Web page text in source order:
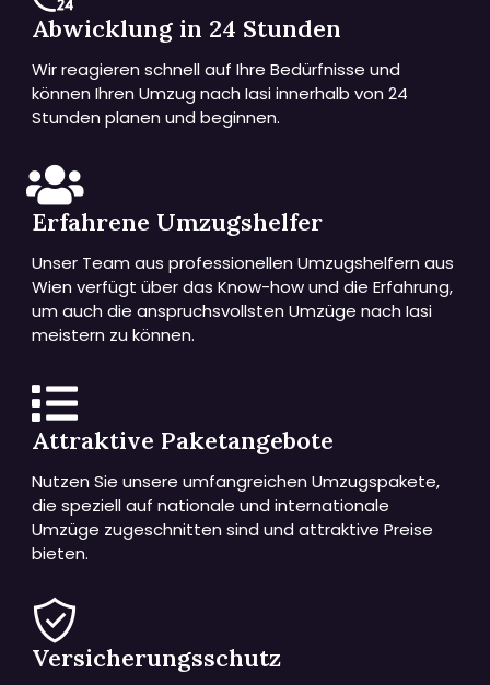
Abwicklung in 24 Stunden
Wir reagieren schnell auf Ihre Bedürfnisse und
können Ihren Umzug nach Iasi innerhalb von 24
Stunden planen und beginnen.
Erfahrene Umzugshelfer
Unser Team aus professionellen Umzugshelfern aus
Wien verfügt über das Know-how und die Erfahrung,
um auch die anspruchsvollsten Umzüge nach Iasi
meistern zu können.
Attraktive Paketangebote
Nutzen Sie unsere umfangreichen Umzugspakete,
die speziell auf nationale und internationale
Umzüge zugeschnitten sind und attraktive Preise
bieten.
Versicherungsschutz